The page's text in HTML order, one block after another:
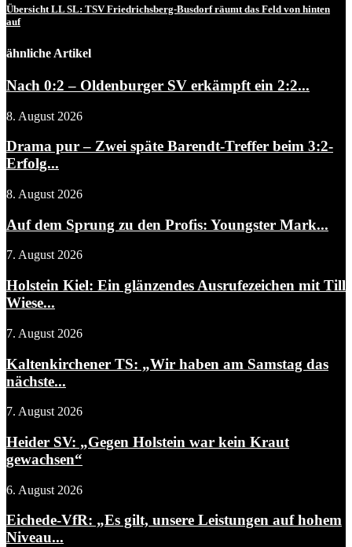
Übersicht LL SL: TSV Friedrichsberg-Busdorf räumt das Feld von hinten
auf
ähnliche Artikel
Nach 0:2 – Oldenburger SV erkämpft ein 2:2...
8. August 2026
Drama pur – Zwei späte Barendt-Treffer beim 3:2-
Erfolg...
8. August 2026
Auf dem Sprung zu den Profis: Youngster Mark...
7. August 2026
Holstein Kiel: Ein glänzendes Ausrufezeichen mit Till
Wiese...
7. August 2026
Kaltenkirchener TS: „Wir haben am Samstag das
nächste...
7. August 2026
Heider SV: „Gegen Holstein war kein Kraut
gewachsen“
6. August 2026
Eichede-VfR: „Es gilt, unsere Leistungen auf hohem
Niveau...